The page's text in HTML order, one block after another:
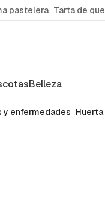
pastelera Tarta de
Belleza
y enfermedades Huerta